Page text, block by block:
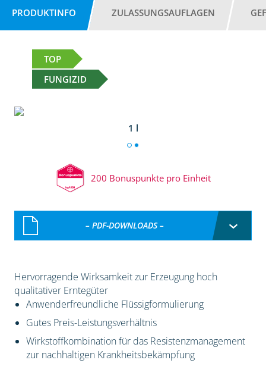
PRODUKTINFO ZULASSUNGSAUFLAGEN
TOP
FUNGIZID
1 l
200 Bonuspunkte pro Einheit
– PDF-DOWNLOADS –
Hervorragende Wirksamkeit zur Erzeugung hoch
qualitativer Erntegüter
Anwenderfreundliche Flüssigformulierung
Gutes Preis-Leistungsverhältnis
Wirkstoffkombination für das Resistenzmanagement
zur nachhaltigen Krankheitsbekämpfung